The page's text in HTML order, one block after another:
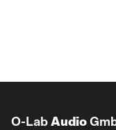
O-Lab Audio